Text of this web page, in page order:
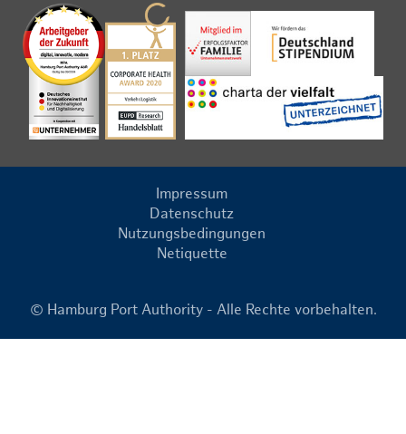
Impressum
Datenschutz
Nutzungsbedingungen
Netiquette
© Hamburg Port Authority - Alle Rechte vorbehalten.